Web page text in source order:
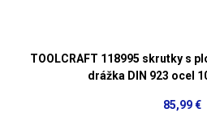
TOOLCRAFT 118995 skrutky s
drážka DIN 923 ocel
85,99 €